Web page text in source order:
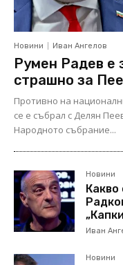
Новини Иван Ангелов
Румен Радев е
страшно за
Противно на
се е събрал с Делян
Народното събрание...
Новини
Какво
Иван
Новини